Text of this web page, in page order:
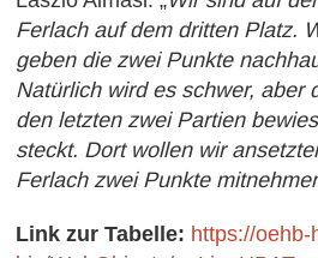
Ferlach auf dem dritten Platz.
geben die zwei Punkte
Natürlich wird es schwer, aber
den letzten zwei Partien
steckt. Dort wollen wir
Ferlach zwei Punkte
Link zur Tabelle: https://